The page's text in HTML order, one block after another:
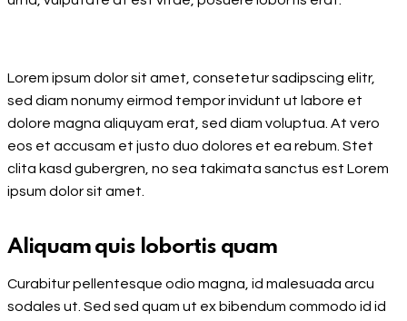
Lorem ipsum dolor sit amet, consetetur sadipscing elitr,
sed diam nonumy eirmod tempor invidunt ut labore et
dolore magna aliquyam erat, sed diam voluptua. At vero
eos et accusam et justo duo dolores et ea rebum. Stet
clita kasd gubergren, no sea takimata sanctus est Lorem
ipsum dolor sit amet.
Aliquam quis lobortis quam
Curabitur pellentesque odio magna, id malesuada arcu
sodales ut. Sed sed quam ut ex bibendum commodo id id